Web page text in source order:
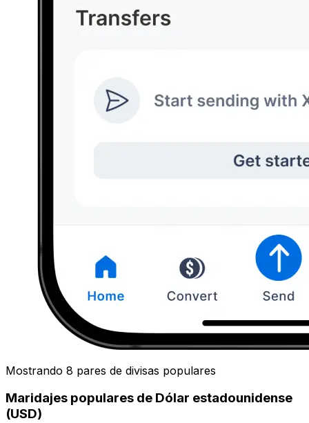
Mostrando 8 pares de divisas populares
Maridajes populares de Dólar estadounidense
(USD)